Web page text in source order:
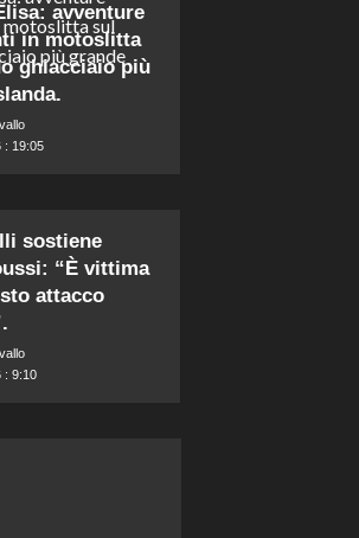
avventure
in motoslitta
ghiacciaio più
: 19:05
sostiene
“È vittima
attacco
: 9:10